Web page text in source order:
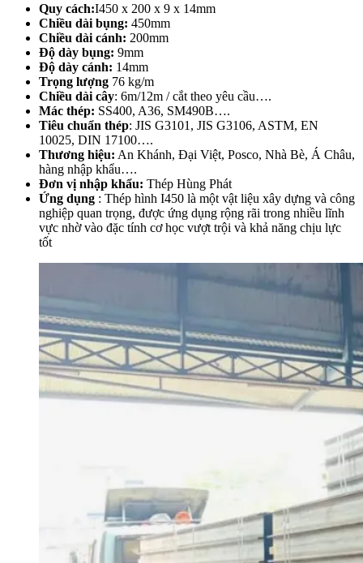
Quy cách:I450 x 200 x 9 x 14mm
Chiều dài bụng: 450mm
Chiều dài cánh: 200mm
Độ dày bụng: 9mm
Độ dày cánh: 14mm
Trọng lượng 76 kg/m
Chiều dài cây: 6m/12m / cắt theo yêu cầu….
Mác thép: SS400, A36, SM490B….
Tiêu chuẩn thép: JIS G3101, JIS G3106, ASTM, EN
10025, DIN 17100….
Thương hiệu: An Khánh, Đại Việt, Posco, Nhà Bè, Á Châu,
hàng nhập khẩu….
Đơn vị nhập khẩu: Thép Hùng Phát
Ứng dụng : Thép hình I450 là một vật liệu xây dựng và công
nghiệp quan trọng, được ứng dụng rộng rãi trong nhiều lĩnh
vực nhờ vào đặc tính cơ học vượt trội và khả năng chịu lực
tốt